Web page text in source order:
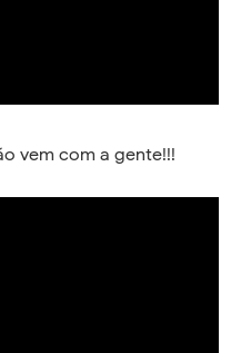
vem com a gente!!!